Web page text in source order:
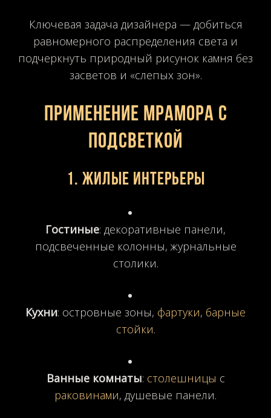
Ключевая задача дизайнера — добиться
равномерного распределения света и
подчеркнуть природный рисунок камня без
засветов и «слепых зон».
Применение мрамора с
подсветкой
1. Жилые интерьеры
Гостиные: декоративные панели,
подсвеченные колонны, журнальные
столики.
Кухни: островные зоны, фартуки, барные
стойки.
Ванные комнаты: столешницы с
раковинами, душевые панели.